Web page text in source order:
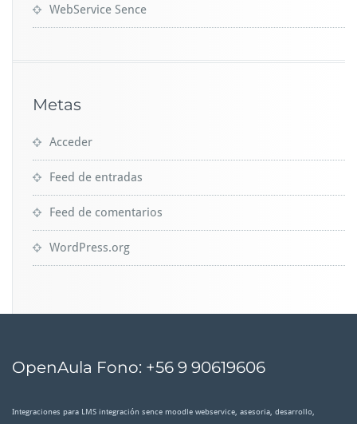
WebService Sence
Metas
Acceder
Feed de entradas
Feed de comentarios
WordPress.org
OpenAula Fono: +56 9 90619606
Integraciones para LMS integración sence moodle webservice, asesoria, desarrollo,